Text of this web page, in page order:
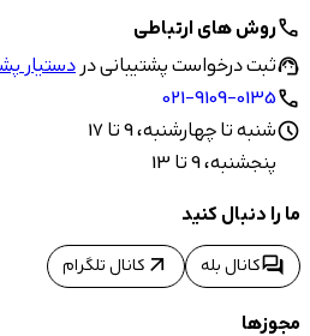
callروش های ارتباطی
support_agentثبت درخواست پشتیبانی دردستیار
call
021-9109-0135
scheduleشنبه تا چهارشنبه، 9 تا 17
پنجشنبه، 9 تا 13
ما را دنبال کنید
forumکانال بله arrow_outward کانال تلگرام
مجوزها